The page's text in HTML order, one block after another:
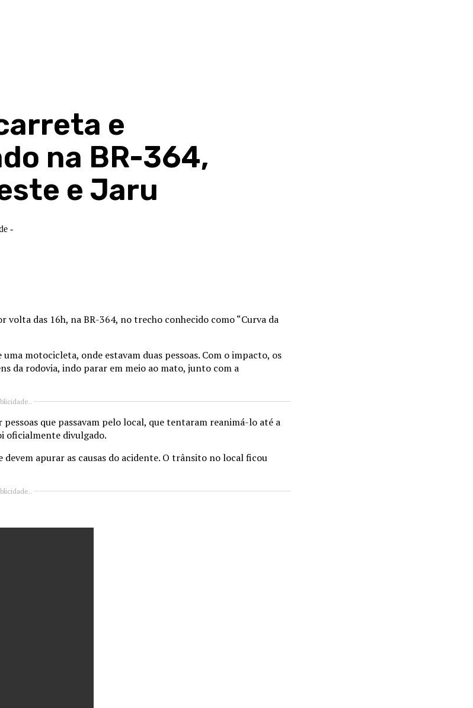
e
na BR-364,
e Jaru
-
das 16h, na BR-364, no trecho conhecido como “Curva da
motocicleta, onde estavam duas pessoas. Com o impacto, os
da rodovia, indo parar em meio ao mato, junto com a
que passavam pelo local, que tentaram reanimá-lo até a
oficialmente divulgado.
apurar as causas do acidente. O trânsito no local ficou